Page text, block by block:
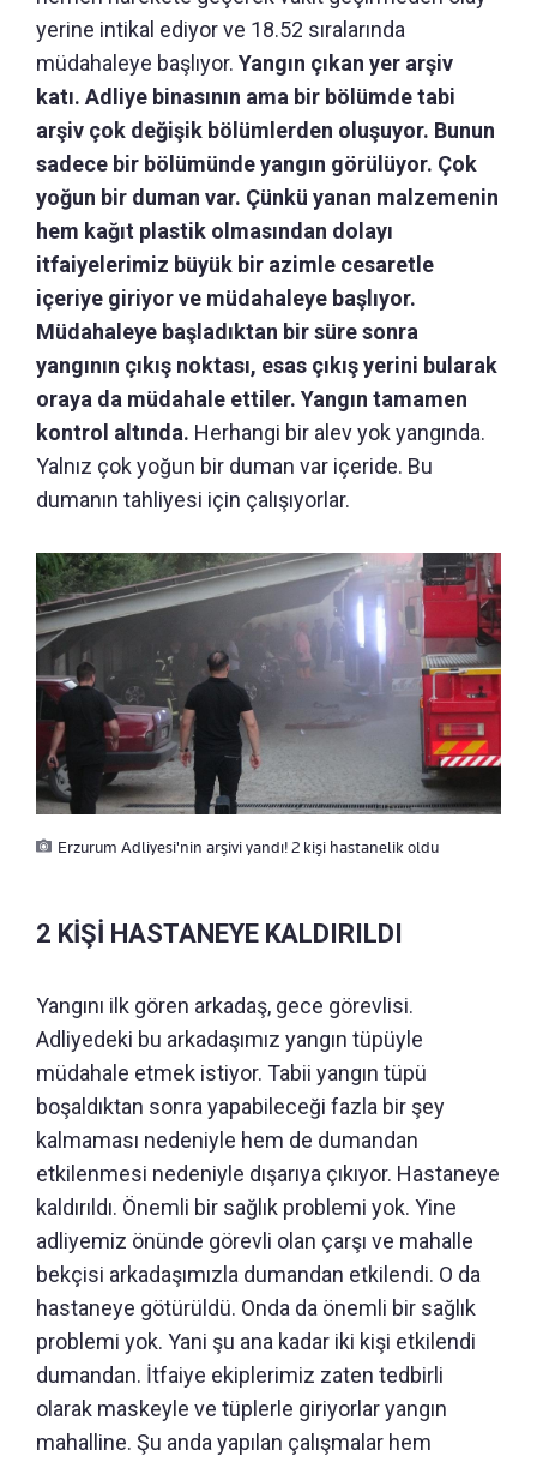
yerine intikal ediyor ve 18.52 sıralarında
müdahaleye başlıyor. Yangın çıkan yer arşiv
katı. Adliye binasının ama bir bölümde tabi
arşiv çok değişik bölümlerden oluşuyor. Bunun
sadece bir bölümünde yangın görülüyor. Çok
yoğun bir duman var. Çünkü yanan malzemenin
hem kağıt plastik olmasından dolayı
itfaiyelerimiz büyük bir azimle cesaretle
içeriye giriyor ve müdahaleye başlıyor.
Müdahaleye başladıktan bir süre sonra
yangının çıkış noktası, esas çıkış yerini bularak
oraya da müdahale ettiler. Yangın tamamen
kontrol altında. Herhangi bir alev yok yangında.
Yalnız çok yoğun bir duman var içeride. Bu
dumanın tahliyesi için çalışıyorlar.
Erzurum Adliyesi'nin arşivi yandı! 2 kişi hastanelik oldu
2 KİŞİ HASTANEYE KALDIRILDI
Yangını ilk gören arkadaş, gece görevlisi.
Adliyedeki bu arkadaşımız yangın tüpüyle
müdahale etmek istiyor. Tabii yangın tüpü
boşaldıktan sonra yapabileceği fazla bir şey
kalmaması nedeniyle hem de dumandan
etkilenmesi nedeniyle dışarıya çıkıyor. Hastaneye
kaldırıldı. Önemli bir sağlık problemi yok. Yine
adliyemiz önünde görevli olan çarşı ve mahalle
bekçisi arkadaşımızla dumandan etkilendi. O da
hastaneye götürüldü. Onda da önemli bir sağlık
problemi yok. Yani şu ana kadar iki kişi etkilendi
dumandan. İtfaiye ekiplerimiz zaten tedbirli
olarak maskeyle ve tüplerle giriyorlar yangın
mahalline. Şu anda yapılan çalışmalar hem